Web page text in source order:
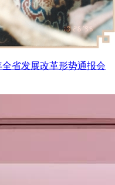
省发展改革形势通报会